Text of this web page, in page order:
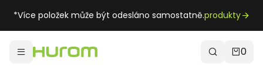
*Více položek může být odesláno samostatně.produkty
0